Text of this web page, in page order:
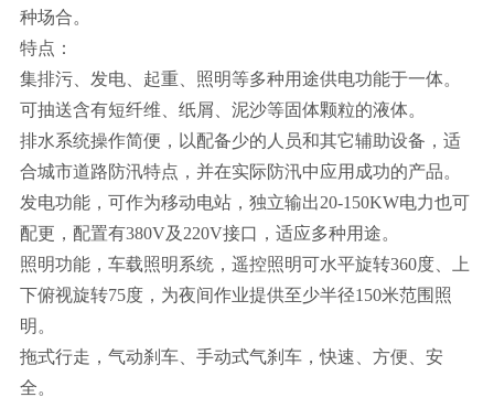
种场合。
特点：
集排污、发电、起重、照明等多种用途供电功能于一体。
可抽送含有短纤维、纸屑、泥沙等固体颗粒的液体。
排水系统操作简便，以配备少的人员和其它辅助设备，适
合城市道路防汛特点，并在实际防汛中应用成功的产品。
发电功能，可作为移动电站，独立输出20-150KW电力也可
配更，配置有380V及220V接口，适应多种用途。
照明功能，车载照明系统，遥控照明可水平旋转360度、上
下俯视旋转75度，为夜间作业提供至少半径150米范围照
明。
拖式行走，气动刹车、手动式气刹车，快速、方便、安
全。